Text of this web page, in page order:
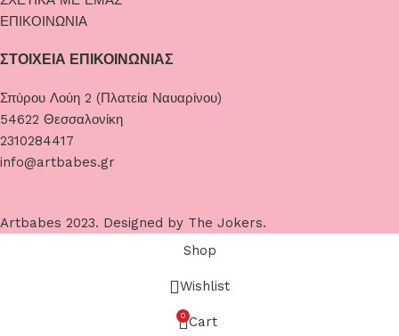
ΕΠΙΚΟΙΝΩΝΙΑ
ΣΤΟΙΧΕΙΑ ΕΠΙΚΟΙΝΩΝΙΑΣ
Σπύρου Λούη 2 (Πλατεία Ναυαρίνου)
54622 Θεσσαλονίκη
2310284417
info@artbabes.gr
Artbabes 2023. Designed by The Jokers.
Shop
Wishlist
0 Cart